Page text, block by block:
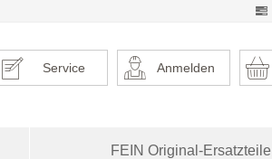
Anmelden
Service
FEIN Original-Ersatzteile